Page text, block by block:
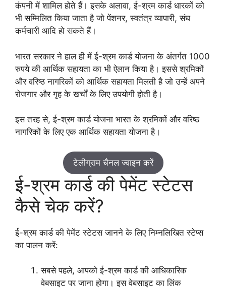
कंपनी में शामिल होते हैं। इसके अलावा, ई-श्रम कार्ड धारकों को
भी सम्मिलित किया जाता है जो पेंशनर, स्वतंत्र व्यापारी, संघ
कर्मचारी आदि हो सकते हैं।
भारत सरकार ने हाल ही में ई-श्रम कार्ड योजना के अंतर्गत 1000
रुपये की आर्थिक सहायता का भी ऐलान किया है। इससे श्रमिकों
और वरिष्ठ नागरिकों को आर्थिक सहायता मिलती है जो उन्हें अपने
रोजगार और गृह के खर्चों के लिए उपयोगी होती है।
इस तरह से, ई-श्रम कार्ड योजना भारत के श्रमिकों और वरिष्ठ
नागरिकों के लिए एक आर्थिक सहायता योजना है।
टेलीग्राम चैनल ज्वाइन करें
ई-श्रम कार्ड की पेमेंट स्टेटस
कैसे चेक करें?
ई-श्रम कार्ड की पेमेंट स्टेटस जानने के लिए निम्नलिखित स्टेप्स
का पालन करें:
सबसे पहले, आपको ई-श्रम कार्ड की आधिकारिक
वेबसाइट पर जाना होगा। इस वेबसाइट का लिंक